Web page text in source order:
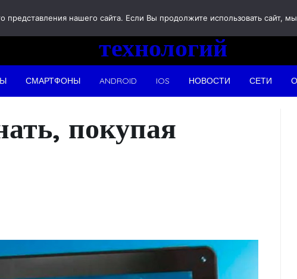
Новости
технологий
СМАРТФОНЫ ANDROID IOS НОВОСТИ СЕТИ
покупая
нашего сайта. Если Вы продолжите использовать сайт, мы